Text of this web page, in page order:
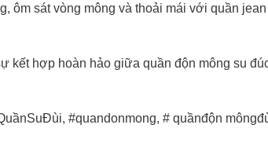
ôm sát vòng mông và thoải mái với quần
kết hợp hoàn hảo giữa quần độn mông su
#quandonmong, # quầnđộn